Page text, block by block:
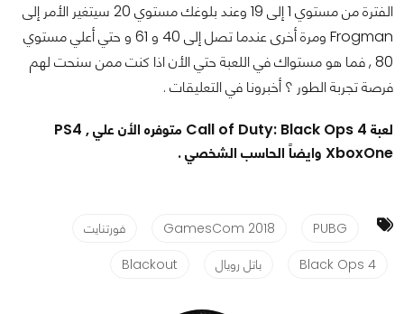
الفترة من مستوي 1 إلى 19 وعند بلوغك مستوي 20 سيتغير الأمر إلى
Frogman ومرة ​​أخرى عندما تصل إلى 40 و 61 و حتي أعلي مستوي
80 , فما هو مستواك في اللعبة حتي الأن اذا كنت ممن سنحت لهم
فرصة تجربة الطور ؟ أخبرونا في التعليقات .
لعبة Call of Duty: Black Ops 4 متوفره الأن علي PS4 ,
XboxOne وايضاً الحاسب الشخصي .
PUBG
GamesCom 2018
فورتنايت
Black Ops 4
باتل رويال Blackout